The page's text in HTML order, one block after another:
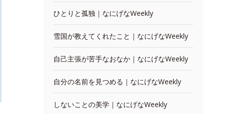
ひとりと孤独｜なにげなWeekly
雪国が教えてくれたこと｜なにげなWeekly
自己主張が苦手なおなか｜なにげなWeekly
自分の名前を見つめる｜なにげなWeekly
しないことの美学｜なにげなWeekly